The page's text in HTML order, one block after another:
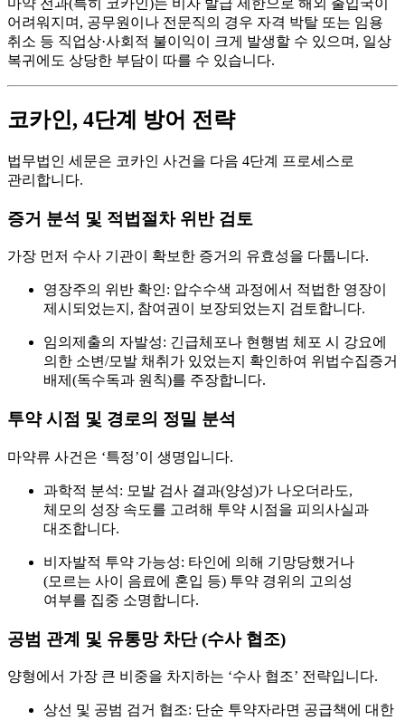
마약 전과(특히 코카인)는 비자 발급 제한으로 해외 출입국이
어려워지며, 공무원이나 전문직의 경우 자격 박탈 또는 임용
취소 등 직업상·사회적 불이익이 크게 발생할 수 있으며, 일상
복귀에도 상당한 부담이 따를 수 있습니다.
코카인, 4단계 방어 전략
법무법인 세문은 코카인 사건을 다음 4단계 프로세스로
관리합니다.
증거 분석 및 적법절차 위반 검토
가장 먼저 수사 기관이 확보한 증거의 유효성을 다툽니다.
영장주의 위반 확인: 압수수색 과정에서 적법한 영장이
제시되었는지, 참여권이 보장되었는지 검토합니다.
임의제출의 자발성: 긴급체포나 현행범 체포 시 강요에
의한 소변/모발 채취가 있었는지 확인하여 위법수집증거
배제(독수독과 원칙)를 주장합니다.
투약 시점 및 경로의 정밀 분석
마약류 사건은 ‘특정’이 생명입니다.
과학적 분석: 모발 검사 결과(양성)가 나오더라도,
체모의 성장 속도를 고려해 투약 시점을 피의사실과
대조합니다.
비자발적 투약 가능성: 타인에 의해 기망당했거나
(모르는 사이 음료에 혼입 등) 투약 경위의 고의성
여부를 집중 소명합니다.
공범 관계 및 유통망 차단 (수사 협조)
양형에서 가장 큰 비중을 차지하는 ‘수사 협조’ 전략입니다.
상선 및 공범 검거 협조: 단순 투약자라면 공급책에 대한